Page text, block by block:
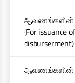
ஆவணங்களின்
(For issuance
disburserment)
ஆவணங்களின்